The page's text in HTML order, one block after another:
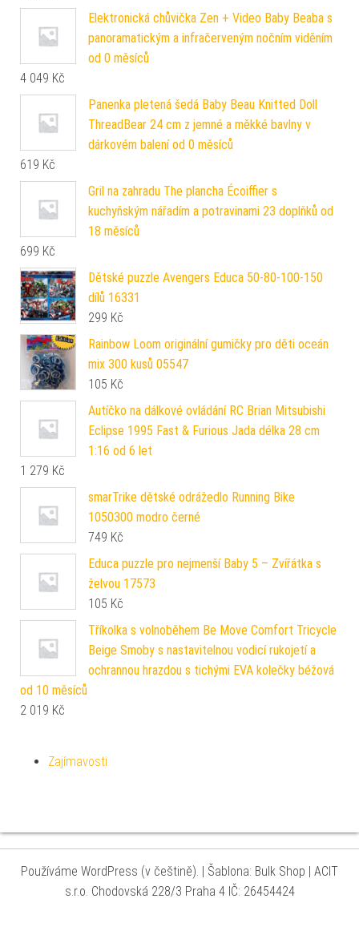
Elektronická chůvička Zen + Video Baby Beaba s
panoramatickým a infračerveným nočním viděním
od 0 měsíců
4 049 Kč
Panenka pletená šedá Baby Beau Knitted Doll
ThreadBear 24 cm z jemné a měkké bavlny v
dárkovém balení od 0 měsíců
619 Kč
Gril na zahradu The plancha Écoiffier s
kuchyňským nářadím a potravinami 23 doplňků od
18 měsíců
699 Kč
Dětské puzzle Avengers Educa 50-80-100-150
dílů 16331
299 Kč
Rainbow Loom originální gumičky pro děti oceán
mix 300 kusů 05547
105 Kč
Autíčko na dálkové ovládání RC Brian Mitsubishi
Eclipse 1995 Fast & Furious Jada délka 28 cm
1:16 od 6 let
1 279 Kč
smarTrike dětské odrážedlo Running Bike
1050300 modro černé
749 Kč
Educa puzzle pro nejmenší Baby 5 – Zvířátka s
želvou 17573
105 Kč
Tříkolka s volnoběhem Be Move Comfort Tricycle
Beige Smoby s nastavitelnou vodicí rukojetí a
ochrannou hrazdou s tichými EVA kolečky béžová
od 10 měsíců
2 019 Kč
Zajímavosti
Používáme WordPress (v češtině). | Šablona: Bulk Shop | ACIT
s.r.o. Chodovská 228/3 Praha 4 IČ: 26454424